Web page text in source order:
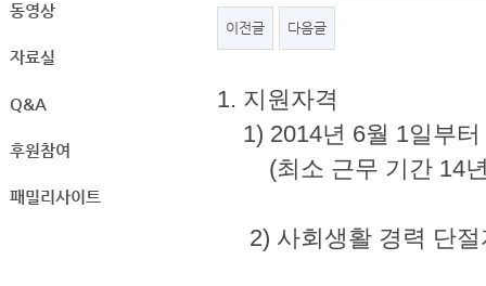
동영상
자료실
Q&A
후원참여
패밀리사이트
이전글 다음글
1. 지원자격
1) 2014년 6월 1일
(최소 근무 기간 14
2) 사회생활 경력 단